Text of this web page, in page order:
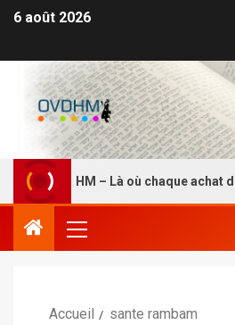
6 août 2026
HASDEI HM – Là où chaque achat
Accueil sante rambam